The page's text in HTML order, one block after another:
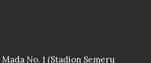
No. 1 (Stadion Semeru